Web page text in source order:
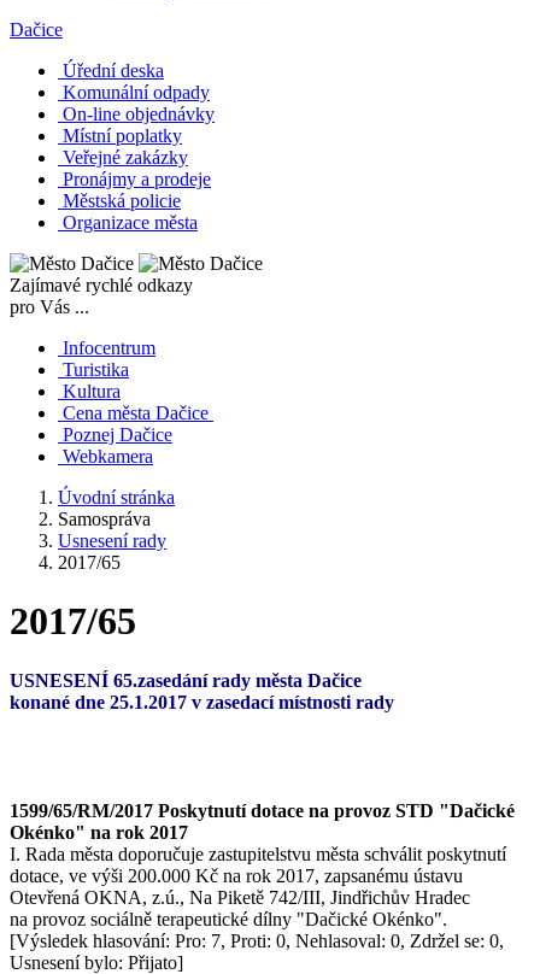
Dačice
Úřední deska
Komunální odpady
On-line objednávky
Místní poplatky
Veřejné zakázky
Pronájmy a prodeje
Městská policie
Organizace města
Zajímavé rychlé odkazy
pro Vás ...
Infocentrum
Turistika
Kultura
Cena města Dačice
Poznej Dačice
Webkamera
Úvodní stránka
Samospráva
Usnesení rady
2017/65
2017/65
USNESENÍ 65.zasedání rady města Dačice
konané dne 25.1.2017 v zasedací místnosti rady
1599/65/RM/2017 Poskytnutí dotace na provoz STD "Dačické
Okénko" na rok 2017
I. Rada města doporučuje zastupitelstvu města schválit poskytnutí
dotace, ve výši 200.000 Kč na rok 2017, zapsanému ústavu
Otevřená OKNA, z.ú., Na Piketě 742/III, Jindřichův Hradec
na provoz sociálně terapeutické dílny "Dačické Okénko".
[Výsledek hlasování: Pro: 7, Proti: 0, Nehlasoval: 0, Zdržel se: 0,
Usnesení bylo: Přijato]